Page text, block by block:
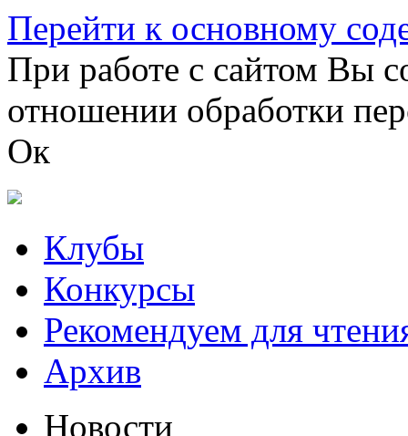
Перейти к основному
При работе с сайтом Вы
отношении обработки
Ок
Клубы
Конкурсы
Рекомендуем для
Архив
Новости